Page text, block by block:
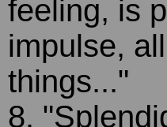
feeling, is
impulse,
things..."
8.